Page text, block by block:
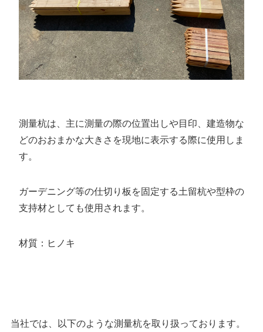
測量杭は、主に測量の際の位置出しや目印、建造物な
どのおおまかな大きさを現地に表示する際に使用しま
す。
ガーデニング等の仕切り板を固定する土留杭や型枠の
支持材としても使用されます。
材質：ヒノキ
当社では、以下のような測量杭を取り扱っております。